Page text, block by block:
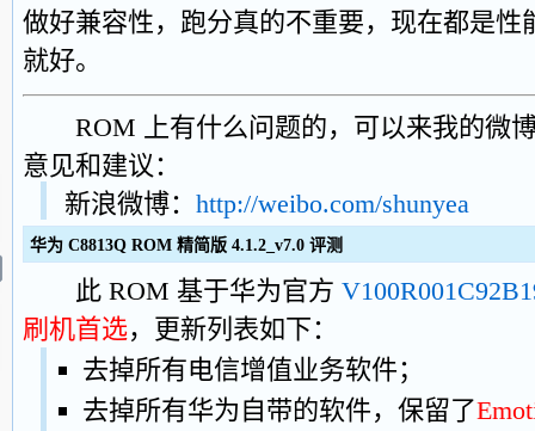
做好兼容性，跑分真的不重要，现在都是性
就好。
ROM 上有什么问题的，可以来我的微
意见和建议：
新浪微博： http://weibo.com/shunyea
华为 C8813Q ROM 精简版 4.1.2_v7.0 评测
此 ROM 基于华为官方
刷机首选，更新列表如下：
去掉所有电信增值业务软件；
去掉所有华为自带的软件，保留了